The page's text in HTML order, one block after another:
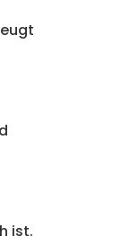
ist.